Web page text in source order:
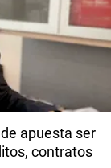
apuesta ser
contratos